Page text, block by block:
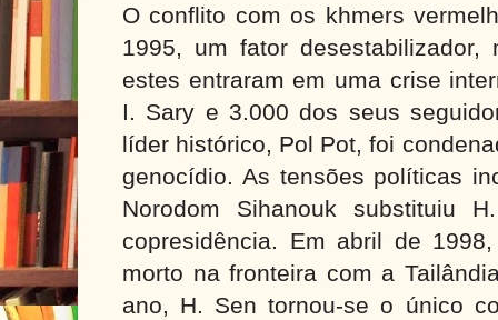
O conflito com os khmers
1995, um fator
estes entraram em uma crise
I. Sary e 3.000 dos seus
líder histórico, Pol Pot, foi
genocídio. As tensões políticas
Norodom Sihanouk substituiu
copresidência. Em abril de
morto na fronteira com a
ano, H. Sen tornou-se o único